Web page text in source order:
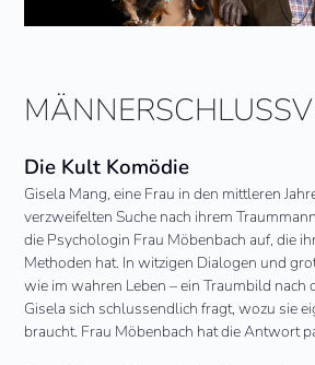
Die Kult Komödie
Gisela Mang, eine Frau in den mittleren
verzweifelten Suche nach ihrem
die Psychologin Frau Möbenbach auf, die
Methoden hat. In witzigen Dialogen und
wie im wahren Leben – ein Traumbild nach
Gisela sich schlussendlich fragt, wozu sie
braucht. Frau Möbenbach hat die Antwort